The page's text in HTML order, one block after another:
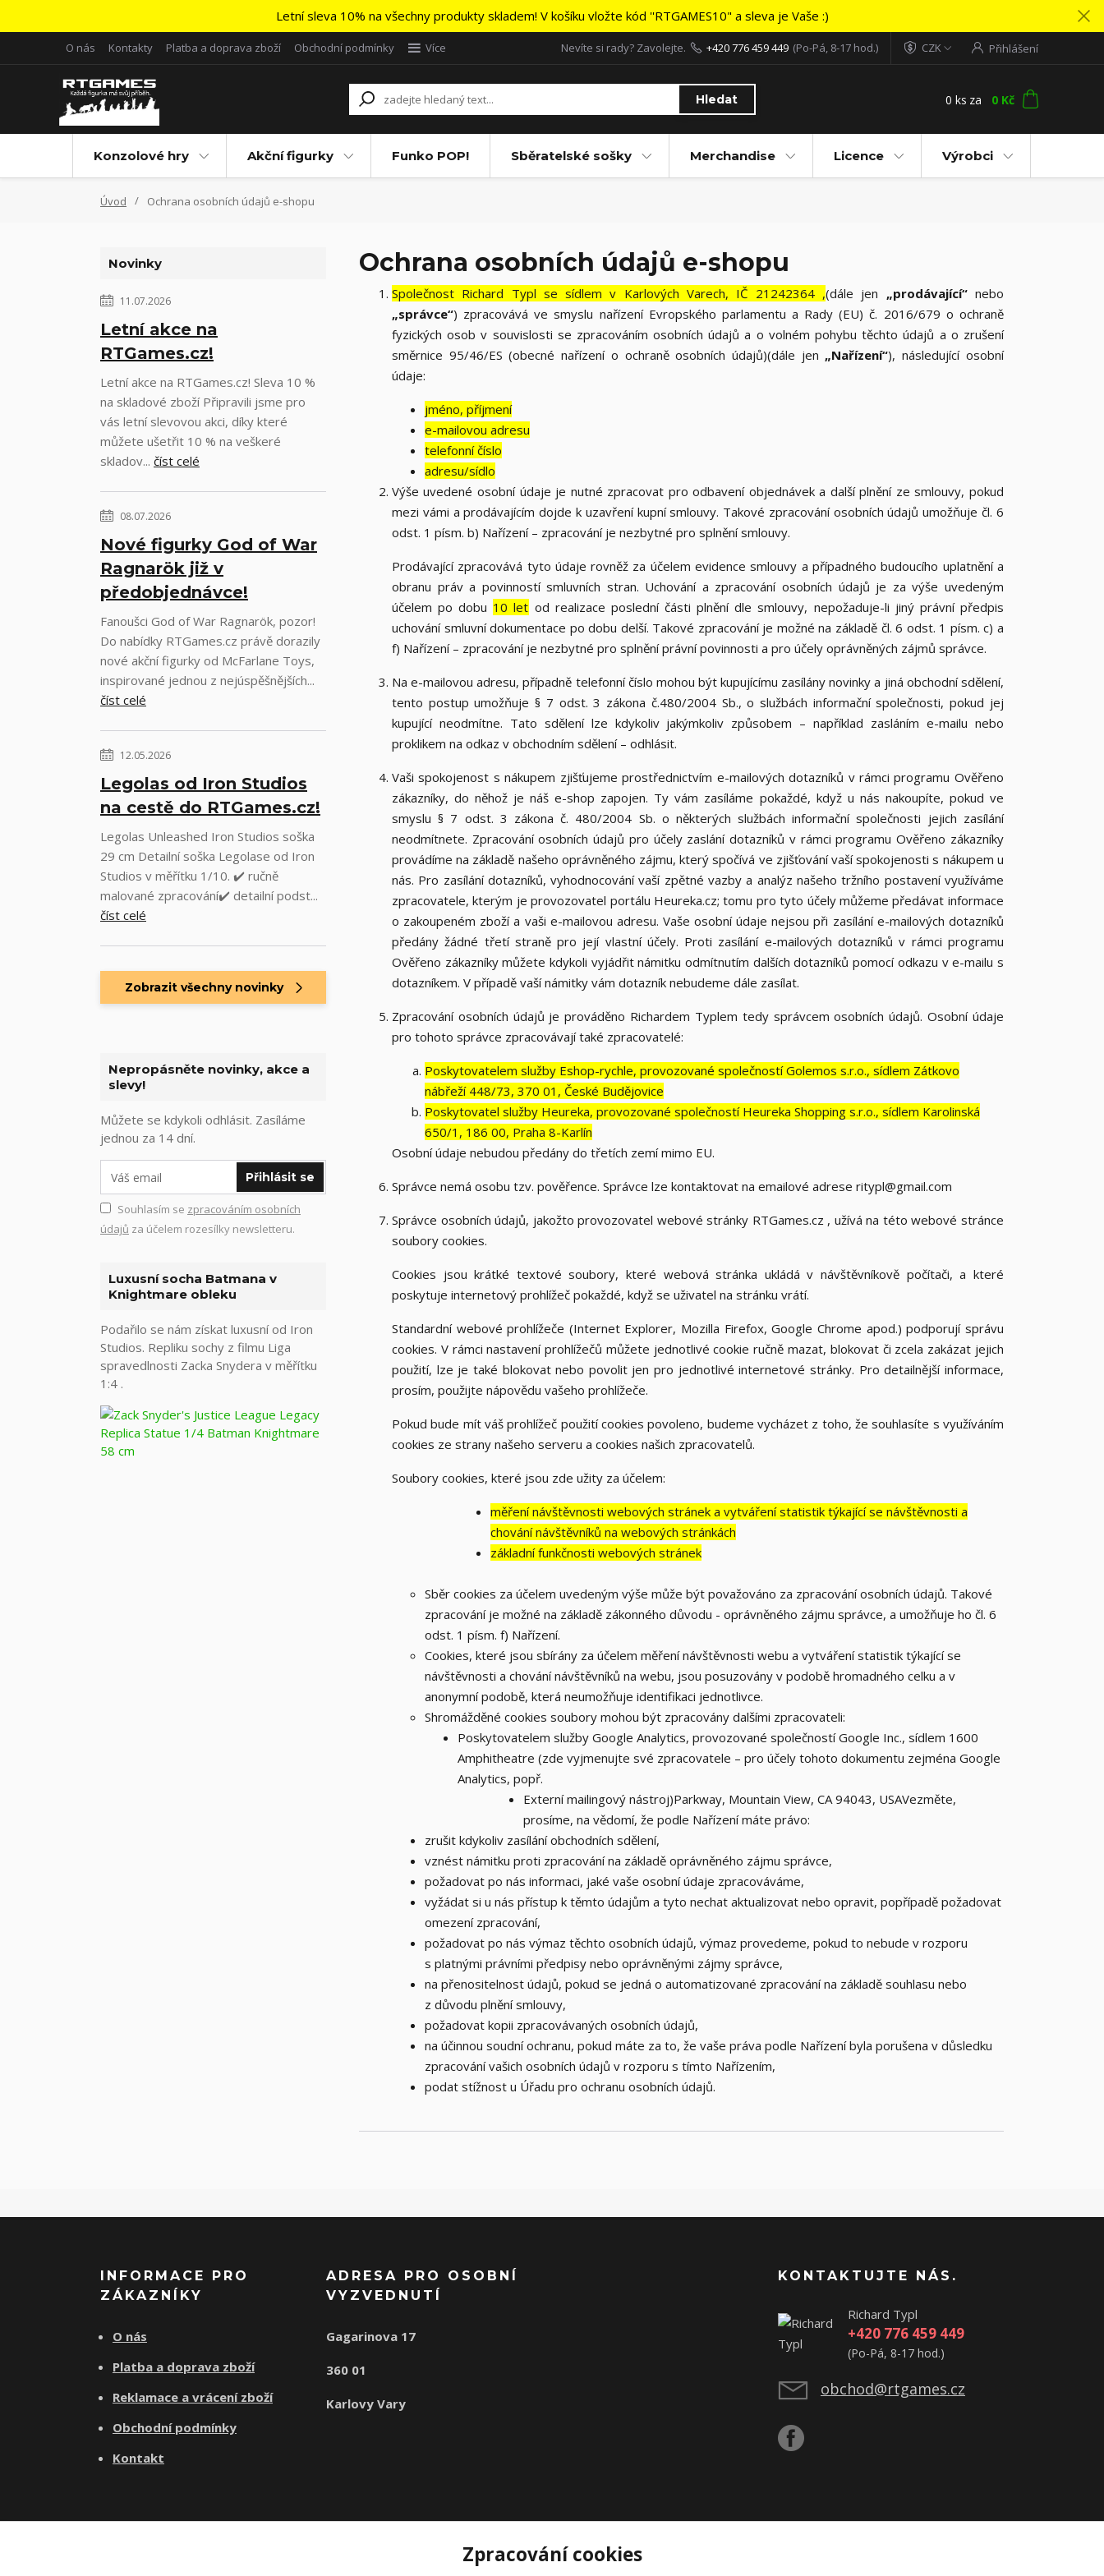
Letní sleva 10% na všechny produkty skladem! V košíku vložte kód ''RTGAMES10" a sleva je Vaše :)
O nás Kontakty Platba a doprava zboží Obchodní podmínky Více CZK Přihlášení
Hledat
Nevíte si rady? Zavolejte. +420 776 459 449 (Po-Pá, 8-17 hod.)
0 ks za 0 Kč
Konzolové hry Akční figurky Funko POP! Sběratelské sošky Merchandise Licence Výrobci
Úvod Ochrana osobních údajů e-shopu
Novinky
11.07.2026
Letní akce na
RTGames.cz!
Letní akce na RTGames.cz! Sleva 10 %
na skladové zboží Připravili jsme pro
vás letní slevovou akci, díky které
můžete ušetřit 10 % na veškeré
skladov... číst celé
08.07.2026
Nové figurky God of War
Ragnarök již v
předobjednávce!
Fanoušci God of War Ragnarök, pozor!
Do nabídky RTGames.cz právě dorazily
nové akční figurky od McFarlane Toys,
inspirované jednou z nejúspěšnějších...
číst celé
12.05.2026
Legolas od Iron Studios
na cestě do RTGames.cz!
Legolas Unleashed Iron Studios soška
29 cm Detailní soška Legolase od Iron
Studios v měřítku 1/10. ✔️ ručně
malované zpracování✔️ detailní podst...
číst celé
Zobrazit všechny novinky
Nepropásněte novinky, akce a
slevy!
Můžete se kdykoli odhlásit. Zasíláme
jednou za 14 dní.
Přihlásit se
Souhlasím se zpracováním osobních
údajů za účelem rozesílky newsletteru.
Luxusní socha Batmana v
Knightmare obleku
Podařilo se nám získat luxusní od Iron
Studios. Repliku sochy z filmu Liga
spravedlnosti Zacka Snydera v měřítku
1:4 .
Ochrana osobních údajů e-shopu
Společnost Richard Typl se sídlem v Karlových Varech, IČ 21242364 ,(dále jen „prodávající“nebo
„správce“) zpracovává ve smyslu nařízení Evropského parlamentu a Rady (EU) č. 2016/679 o ochraně
fyzických osob v souvislosti se zpracováním osobních údajů a o volném pohybu těchto údajů a o zrušení
směrnice 95/46/ES (obecné nařízení o ochraně osobních údajů)(dále jen „Nařízení“), následující osobní
údaje:
jméno, příjmení
e-mailovou adresu
telefonní číslo
adresu/sídlo
Výše uvedené osobní údaje je nutné zpracovat pro odbavení objednávek a další plnění ze smlouvy, pokud
mezi vámi a prodávajícím dojde k uzavření kupní smlouvy. Takové zpracování osobních údajů umožňuje čl. 6
odst. 1 písm. b) Nařízení – zpracování je nezbytné pro splnění smlouvy.
Prodávající zpracovává tyto údaje rovněž za účelem evidence smlouvy a případného budoucího uplatnění a
obranu práv a povinností smluvních stran. Uchování a zpracování osobních údajů je za výše uvedeným
účelem po dobu 10 let od realizace poslední části plnění dle smlouvy, nepožaduje-li jiný právní předpis
uchování smluvní dokumentace po dobu delší. Takové zpracování je možné na základě čl. 6 odst. 1 písm. c) a
f) Nařízení – zpracování je nezbytné pro splnění právní povinnosti a pro účely oprávněných zájmů správce.
Na e-mailovou adresu, případně telefonní číslo mohou být kupujícímu zasílány novinky a jiná obchodní sdělení,
tento postup umožňuje § 7 odst. 3 zákona č.480/2004 Sb., o službách informační společnosti, pokud jej
kupující neodmítne. Tato sdělení lze kdykoliv jakýmkoliv způsobem – například zasláním e-mailu nebo
proklikem na odkaz v obchodním sdělení – odhlásit.
Vaši spokojenost s nákupem zjišťujeme prostřednictvím e-mailových dotazníků v rámci programu Ověřeno
zákazníky, do něhož je náš e-shop zapojen. Ty vám zasíláme pokaždé, když u nás nakoupíte, pokud ve
smyslu § 7 odst. 3 zákona č. 480/2004 Sb. o některých službách informační společnosti jejich zasílání
neodmítnete. Zpracování osobních údajů pro účely zaslání dotazníků v rámci programu Ověřeno zákazníky
provádíme na základě našeho oprávněného zájmu, který spočívá ve zjišťování vaší spokojenosti s nákupem u
nás. Pro zasílání dotazníků, vyhodnocování vaší zpětné vazby a analýz našeho tržního postavení využíváme
zpracovatele, kterým je provozovatel portálu Heureka.cz; tomu pro tyto účely můžeme předávat informace
o zakoupeném zboží a vaši e-mailovou adresu. Vaše osobní údaje nejsou při zasílání e-mailových dotazníků
předány žádné třetí straně pro její vlastní účely. Proti zasílání e-mailových dotazníků v rámci programu
Ověřeno zákazníky můžete kdykoli vyjádřit námitku odmítnutím dalších dotazníků pomocí odkazu v e-mailu s
dotazníkem. V případě vaší námitky vám dotazník nebudeme dále zasílat.
Zpracování osobních údajů je prováděno Richardem Typlem tedy správcem osobních údajů. Osobní údaje
pro tohoto správce zpracovávají také zpracovatelé:
Poskytovatelem služby Eshop-rychle, provozované společností Golemos s.r.o., sídlem Zátkovo
nábřeží 448/73, 370 01, České Budějovice
Poskytovatel služby Heureka, provozované společností Heureka Shopping s.r.o., sídlem Karolinská
650/1, 186 00, Praha 8-Karlín
Osobní údaje nebudou předány do třetích zemí mimo EU.
Správce nemá osobu tzv. pověřence. Správce lze kontaktovat na emailové adrese ritypl@gmail.com
Správce osobních údajů, jakožto provozovatel webové stránky RTGames.cz , užívá na této webové stránce
soubory cookies.
Cookies jsou krátké textové soubory, které webová stránka ukládá v návštěvníkově počítači, a které
poskytuje internetový prohlížeč pokaždé, když se uživatel na stránku vrátí.
Standardní webové prohlížeče (Internet Explorer, Mozilla Firefox, Google Chrome apod.) podporují správu
cookies. V rámci nastavení prohlížečů můžete jednotlivé cookie ručně mazat, blokovat či zcela zakázat jejich
použití, lze je také blokovat nebo povolit jen pro jednotlivé internetové stránky. Pro detailnější informace,
prosím, použijte nápovědu vašeho prohlížeče.
Pokud bude mít váš prohlížeč použití cookies povoleno, budeme vycházet z toho, že souhlasíte s využíváním
cookies ze strany našeho serveru a cookies našich zpracovatelů.
Soubory cookies, které jsou zde užity za účelem:
měření návštěvnosti webových stránek a vytváření statistik týkající se návštěvnosti a
chování návštěvníků na webových stránkách
základní funkčnosti webových stránek
Sběr cookies za účelem uvedeným výše může být považováno za zpracování osobních údajů. Takové
zpracování je možné na základě zákonného důvodu - oprávněného zájmu správce, a umožňuje ho čl. 6
odst. 1 písm. f) Nařízení.
Cookies, které jsou sbírány za účelem měření návštěvnosti webu a vytváření statistik týkající se
návštěvnosti a chování návštěvníků na webu, jsou posuzovány v podobě hromadného celku a v
anonymní podobě, která neumožňuje identifikaci jednotlivce.
Shromážděné cookies soubory mohou být zpracovány dalšími zpracovateli:
Poskytovatelem služby Google Analytics, provozované společností Google Inc., sídlem 1600
Amphitheatre (zde vyjmenujte své zpracovatele – pro účely tohoto dokumentu zejména Google
Analytics, popř.
Externí mailingový nástroj)Parkway, Mountain View, CA 94043, USAVezměte,
prosíme, na vědomí, že podle Nařízení máte právo:
zrušit kdykoliv zasílání obchodních sdělení,
vznést námitku proti zpracování na základě oprávněného zájmu správce,
požadovat po nás informaci, jaké vaše osobní údaje zpracováváme,
vyžádat si u nás přístup k těmto údajům a tyto nechat aktualizovat nebo opravit, popřípadě požadovat
omezení zpracování,
požadovat po nás výmaz těchto osobních údajů, výmaz provedeme, pokud to nebude v rozporu
s platnými právními předpisy nebo oprávněnými zájmy správce,
na přenositelnost údajů, pokud se jedná o automatizované zpracování na základě souhlasu nebo
z důvodu plnění smlouvy,
požadovat kopii zpracovávaných osobních údajů,
na účinnou soudní ochranu, pokud máte za to, že vaše práva podle Nařízení byla porušena v důsledku
zpracování vašich osobních údajů v rozporu s tímto Nařízením,
podat stížnost u Úřadu pro ochranu osobních údajů.
INFORMACE PRO
ZÁKAZNÍKY
O nás
Platba a doprava zboží
Reklamace a vrácení zboží
Obchodní podmínky
Kontakt
ADRESA PRO OSOBNÍ
VYZVEDNUTÍ
Gagarinova 17
360 01
Karlovy Vary
KONTAKTUJTE NÁS.
Richard Typl
+420 776 459 449
(Po-Pá, 8-17 hod.)
obchod@rtgames.cz
Zpracování cookies